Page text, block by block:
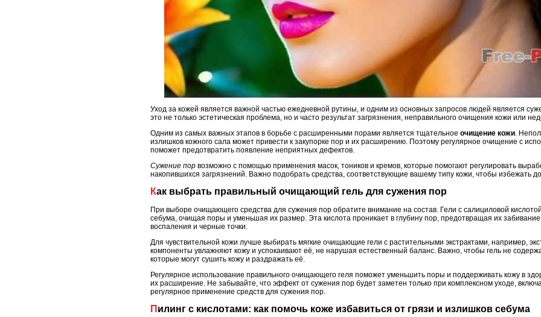
Уход за кожей является важной частью ежедневной рутины, и одним из основных запросов людей является
это не только эстетическая проблема, но и часто результат загрязнения, неправильного очищения кожи или
Одним из самых важных этапов в борьбе с расширенными порами является тщательное очищение кожи.
излишков кожного сала может привести к закупорке пор и их расширению. Поэтому регулярное очищение с
поможет предотвратить появление неприятных дефектов.
Сужение пор возможно с помощью применения масок, тоников и кремов, которые помогают регулировать
накопившихся загрязнений. Важно подобрать средства, соответствующие вашему типу кожи, чтобы избежать
Как выбрать правильный очищающий гель для сужения пор
При выборе очищающего средства для сужения пор обратите внимание на состав. Гели с салициловой
себума, очищая поры и уменьшая их размер. Эта кислота проникает в глубину пор, предотвращая их
воспаления и черные точки.
Для чувствительной кожи лучше выбирать мягкие очищающие гели с растительными экстрактами, например,
компоненты увлажняют кожу и успокаивают её, не нарушая естественный баланс. Важно, чтобы гель не
которые могут сушить кожу и раздражать её.
Регулярное использование правильного очищающего геля поможет уменьшить поры и поддерживать кожу в
их расширение. Не забывайте, что эффект от сужения пор будет заметен только при комплексном уходе,
регулярное применение средств для сужения пор.
Пилинг с кислотами: как помочь коже избавиться от грязи и излишков себума